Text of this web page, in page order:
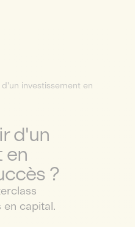
investissement en
d'un
en
?
en capital.